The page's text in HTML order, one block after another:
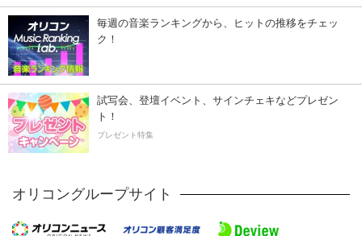
毎週の音楽ランキングから、ヒットの推移をチェッ
ク！
試写会、登壇イベント、サインチェキなどプレゼン
ト！
プレゼント特集
オリコングループサイト